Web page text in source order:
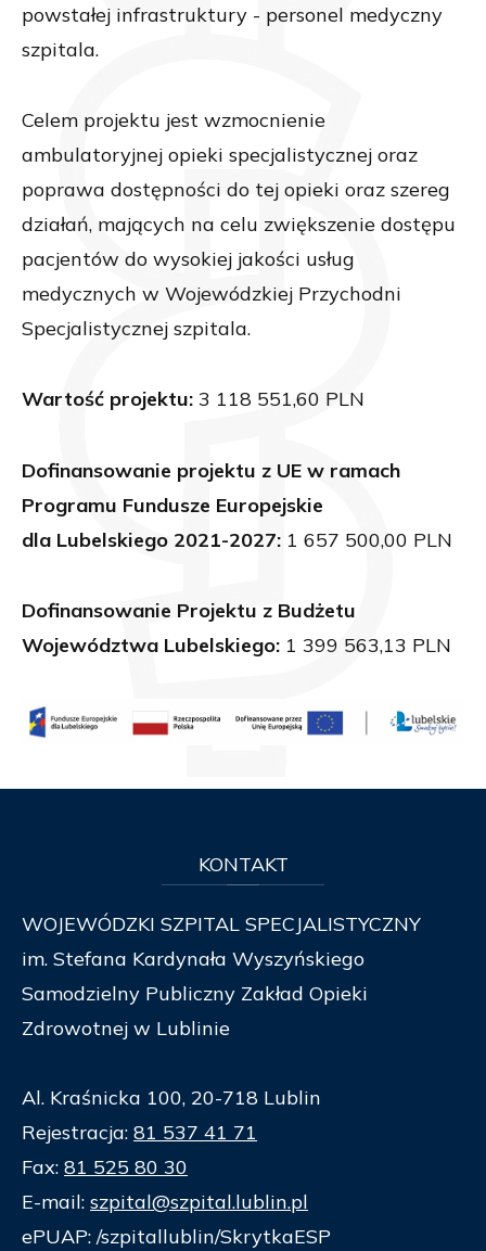
powstałej infrastruktury - personel medyczny
szpitala.
Celem projektu jest wzmocnienie
ambulatoryjnej opieki specjalistycznej oraz
poprawa dostępności do tej opieki oraz szereg
działań, mających na celu zwiększenie dostępu
pacjentów do wysokiej jakości usług
medycznych w Wojewódzkiej Przychodni
Specjalistycznej szpitala.
Wartość projektu: 3 118 551,60 PLN
Dofinansowanie projektu z UE w ramach
Programu Fundusze Europejskie
dla Lubelskiego 2021-2027: 1 657 500,00 PLN
Dofinansowanie Projektu z Budżetu
Województwa Lubelskiego: 1 399 563,13 PLN
KONTAKT
WOJEWÓDZKI SZPITAL SPECJALISTYCZNY
im. Stefana Kardynała Wyszyńskiego
Samodzielny Publiczny Zakład Opieki
Zdrowotnej w Lublinie
Al. Kraśnicka 100, 20-718 Lublin
Rejestracja: 81 537 41 71
Fax: 81 525 80 30
E-mail: szpital@szpital.lublin.pl
ePUAP: /szpitallublin/SkrytkaESP